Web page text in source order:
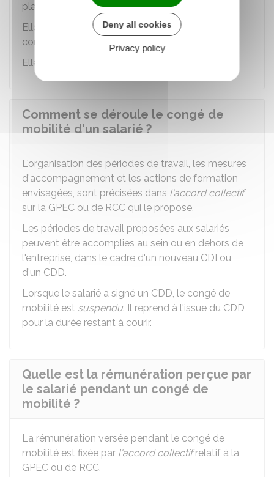
place.
Elle correspond à la période de maintien du
contrat de travail avant sa rupture.
Elle est laissée au libre choix des négociateurs.
Comment se déroule le congé de
mobilité d'un salarié ?
L'organisation des périodes de travail, les mesures
d'accompagnement et les actions de formation
envisagées, sont précisées dans l'accord collectif
sur la GPEC ou de RCC qui le propose.
Les périodes de travail proposées aux salariés
peuvent être accomplies au sein ou en dehors de
l'entreprise, dans le cadre d'un nouveau CDI ou
d'un CDD.
Lorsque le salarié a signé un CDD, le congé de
mobilité est suspendu. Il reprend à l'issue du CDD
pour la durée restant à courir.
Quelle est la rémunération perçue par
le salarié pendant un congé de
mobilité ?
La rémunération versée pendant le congé de
mobilité est fixée par l'accord collectifrelatif à la
GPEC ou de RCC.
Deny all cookies
Privacy policy